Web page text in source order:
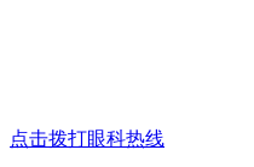
点击拨打眼科热线